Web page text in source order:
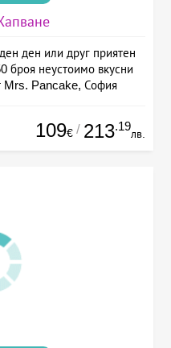
ден или друг приятен
броя неустоимо вкусни
Mrs. Pancake, София
109€ / 213.19
лв.